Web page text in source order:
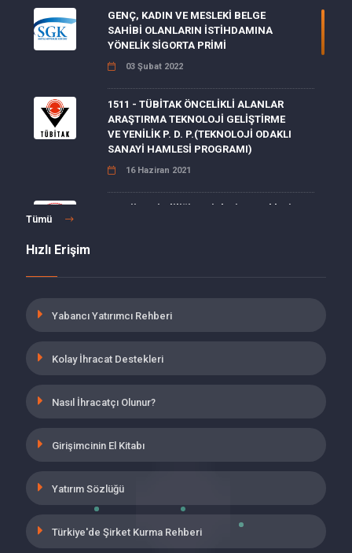
GENÇ, KADIN VE MESLEKİ BELGE
SAHİBİ OLANLARIN İSTİHDAMINA
YÖNELİK SİGORTA PRİMİ
03 Şubat 2022
1511 - TÜBİTAK ÖNCELİKLİ ALANLAR
ARAŞTIRMA TEKNOLOJİ GELİŞTİRME
VE YENİLİK P. D. P.(TEKNOLOJİ ODAKLI
SANAYİ HAMLESİ PROGRAMI)
16 Haziran 2021
Enerji Verimliliği Projeleri Destekleri
İŞBAŞI EĞİTİM PROGRAMINI
ÇOK TEHLİKELİ SINIFTA YER ALAN
İŞVEREN HİSSESİ TEŞVİKİ
UYGULAMASI
Tümü
Hızlı Erişim
Yabancı Yatırımcı Rehberi
Kolay İhracat Destekleri
Nasıl İhracatçı Olunur?
Girişimcinin El Kitabı
Yatırım Sözlüğü
Türkiye'de Şirket Kurma Rehberi